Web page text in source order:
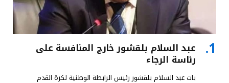
عبد السلام بلقشور خارج المنافسة على
رئاسة الرجاء
بات عبد السلام بلقشور رئيس الرابطة الوطنية لكرة القدم